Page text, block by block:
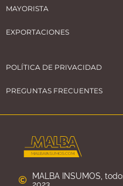
MAYORISTA
EXPORTACIONES
POLÍTICA DE PRIVACIDAD
PREGUNTAS FRECUENTES
MALBA INSUMOS,
2023